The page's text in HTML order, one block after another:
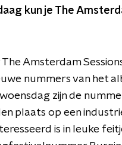
kun je The
Amsterdam
nummers van het
zijn de
plaats op een
is in leuke